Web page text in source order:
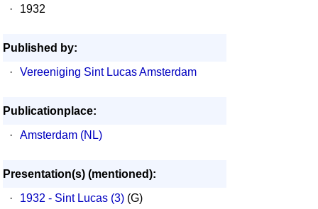
·
1932
Published by:
·
Vereeniging Sint Lucas Amsterdam
Publicationplace:
·
Amsterdam (NL)
Presentation(s) (mentioned):
·
1932 - Sint Lucas (3) (G)